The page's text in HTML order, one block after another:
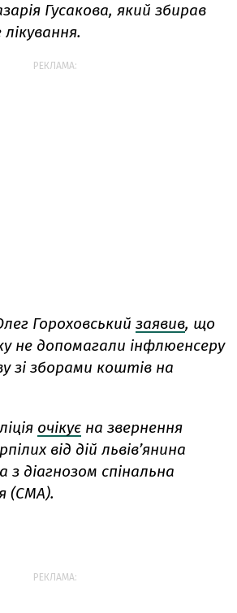
Гусакова, який збирав
РЕКЛАМА:
Гороховський заявив, що
не допомагали інфлюенсеру
зі зборами коштів на
очікує на звернення
від дій львів’янина
з діагнозом спінальна
(СМА).
РЕКЛАМА: